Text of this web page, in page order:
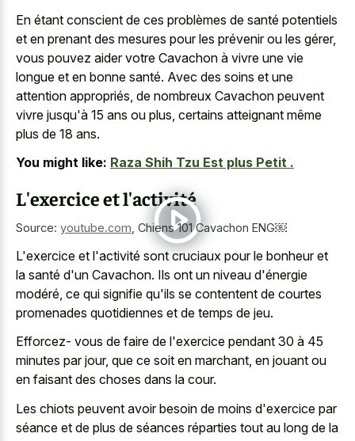
En étant conscient de ces problèmes de santé potentiels
et en prenant des mesures pour les prévenir ou les gérer,
vous pouvez aider votre Cavachon à vivre une vie
longue et en bonne santé. Avec des soins et une
attention appropriés, de nombreux Cavachon peuvent
vivre jusqu'à 15 ans ou plus, certains atteignant même
plus de 18 ans.
You might like: Raza Shih Tzu Est plus Petit .
L'exercice et l'activité
Source: youtube.com, Chiens 101 Cavachon ENG￼
L'exercice et l'activité sont cruciaux pour le bonheur et
la santé d'un Cavachon. Ils ont un niveau d'énergie
modéré, ce qui signifie qu'ils se contentent de courtes
promenades quotidiennes et de temps de jeu.
Efforcez- vous de faire de l'exercice pendant 30 à 45
minutes par jour, que ce soit en marchant, en jouant ou
en faisant des choses dans la cour.
Les chiots peuvent avoir besoin de moins d'exercice par
séance et de plus de séances réparties tout au long de la